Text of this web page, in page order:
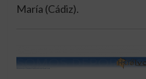
María (Cádiz).